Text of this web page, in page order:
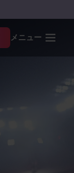
メニュー